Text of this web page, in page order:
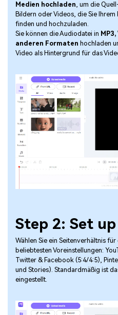
Medien hochladen, um die
Bildern oder Videos, die Sie
finden und hochzuladen.
Sie können die Audiodatei in
anderen Formaten hochladen
Video als Hintergrund für das
Step 2: Set
Wählen Sie ein Seitenverhältnis
beliebtesten Voreinstellungen:
Twitter & Facebook (5:4/4:5),
und Stories). Standardmäßig ist
eingestellt.